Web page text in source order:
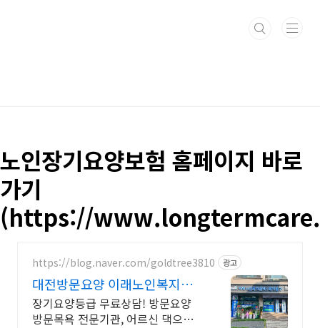
노인장기요양보험 홈페이지 바로
가기
(https://
https://blog.naver.com/goldtree3810 광고
대전방문요양 이래노인복지센
터 등급신청 도와드립니다.
장기요양등급 무료상담! 방문요양
방문목욕 전문기관, 어르신 댁으로